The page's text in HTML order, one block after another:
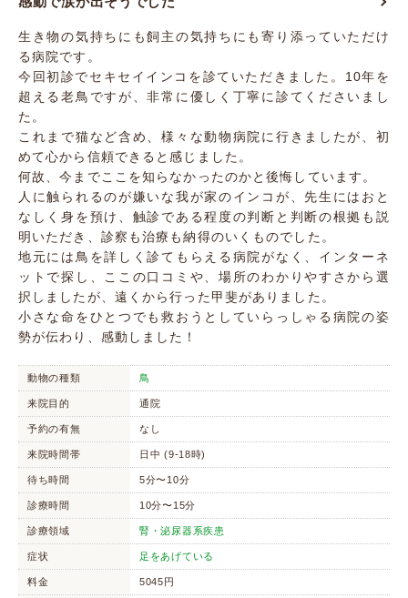
生き物の気持ちにも飼主の気持ちにも寄り添っていただけ
る病院です。
今回初診でセキセイインコを診ていただきました。10年を
超える老鳥ですが、非常に優しく丁寧に診てくださいまし
た。
これまで猫など含め、様々な動物病院に行きましたが、初
めて心から信頼できると感じました。
何故、今までここを知らなかったのかと後悔しています。
人に触られるのが嫌いな我が家のインコが、先生にはおと
なしく身を預け、触診である程度の判断と判断の根拠も説
明いただき、診察も治療も納得のいくものでした。
地元には鳥を詳しく診てもらえる病院がなく、インターネ
ットで探し、ここの口コミや、場所のわかりやすさから選
択しましたが、遠くから行った甲斐がありました。
小さな命をひとつでも救おうとしていらっしゃる病院の姿
勢が伝わり、感動しました！
動物の種類 鳥
来院目的 通院
予約の有無 なし
来院時間帯 日中 (9-18時)
待ち時間 5分〜10分
診療時間 10分〜15分
診療領域 腎・泌尿器系疾患
症状 足をあげている
料金 5045円